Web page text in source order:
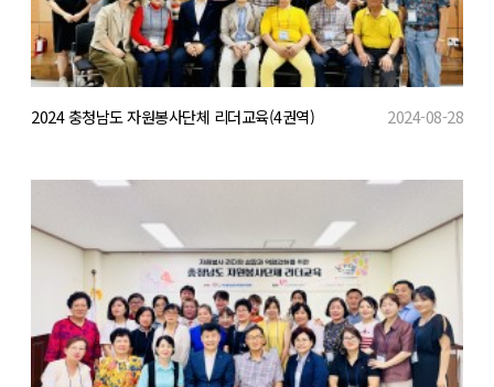
2024 충청남도 자원봉사단체 리더교육(4권역) 2024-08-28